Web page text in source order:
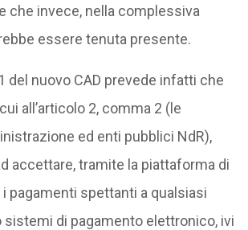
che invece, nella complessiva
essere tenuta presente.
del nuovo CAD prevede infatti che
all’articolo 2, comma 2 (le
ed enti pubblici NdR),
accettare, tramite la piattaforma di
pagamenti spettanti a qualsiasi
di pagamento elettronico, ivi